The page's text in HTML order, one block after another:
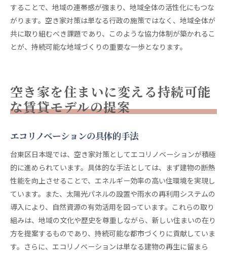
することで、地域の連帯感が強まり、地域全体の活性化にもつな
がります。空き家対策は単なる行政の施策ではなく、地域全体が
共に取り組むべき課題であり、このような協力体制が築かれるこ
とが、持続可能な地域づくりの重要な一歩となります。
空き家を住まいに変える持続可能
な賃貸モデルの提案
エコリノベーションの具体的手法
台東区日本堤では、空き家対策としてエコリノベーションが積極
的に進められています。具体的な手法としては、まず建物の断熱
性能を向上させることで、エネルギー効率の高い住環境を実現し
ています。また、太陽光パネルの設置や雨水の再利用システムの
導入により、自然資源の有効活用を図っています。これらの取り
組みは、地域の文化や歴史を尊重しながら、新しい住まいの在り
方を提案するものであり、持続可能な都市づくりに貢献していま
す。さらに、エコリノベーションは単なる建物の再生に留まら